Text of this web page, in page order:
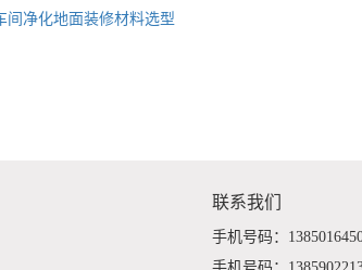
间净化地面装修材料选型
联系我们
手机号码：